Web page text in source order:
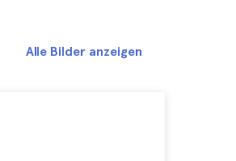
Alle Bilder anzeigen